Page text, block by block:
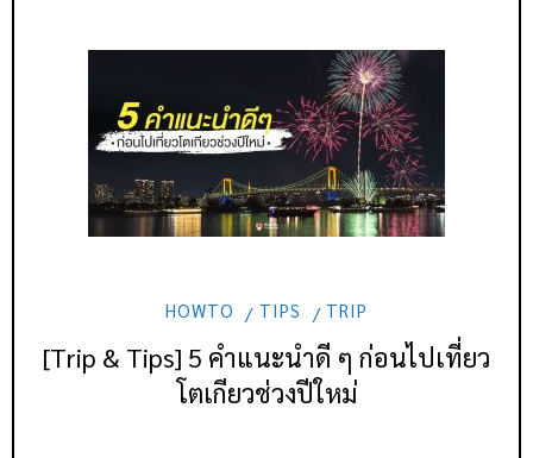
HOWTO TIPS TRIP
[Trip & Tips] 5 คำแนะนำดี ๆ ก่อนไปเที่ยว
โตเกียวช่วงปีใหม่